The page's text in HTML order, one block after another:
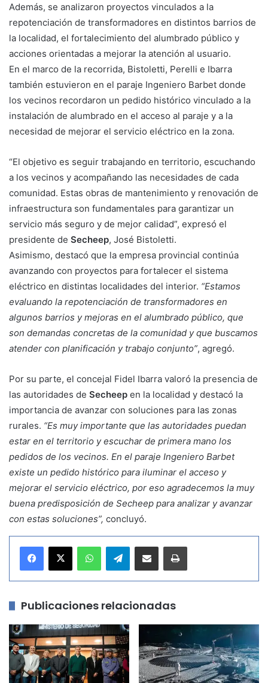
Además, se analizaron proyectos vinculados a la
repotenciación de transformadores en distintos barrios de
la localidad, el fortalecimiento del alumbrado público y
acciones orientadas a mejorar la atención al usuario.
En el marco de la recorrida, Bistoletti, Perelli e Ibarra
también estuvieron en el paraje Ingeniero Barbet donde
los vecinos recordaron un pedido histórico vinculado a la
instalación de alumbrado en el acceso al paraje y a la
necesidad de mejorar el servicio eléctrico en la zona.
“El objetivo es seguir trabajando en territorio, escuchando
a los vecinos y acompañando las necesidades de cada
comunidad. Estas obras de mantenimiento y renovación de
infraestructura son fundamentales para garantizar un
servicio más seguro y de mejor calidad”, expresó el
presidente de Secheep, José Bistoletti.
Asimismo, destacó que la empresa provincial continúa
avanzando con proyectos para fortalecer el sistema
eléctrico en distintas localidades del interior. “Estamos
evaluando la repotenciación de transformadores en
algunos barrios y mejoras en el alumbrado público, que
son demandas concretas de la comunidad y que buscamos
atender con planificación y trabajo conjunto”, agregó.
Por su parte, el concejal Fidel Ibarra valoró la presencia de
las autoridades de Secheep en la localidad y destacó la
importancia de avanzar con soluciones para las zonas
rurales. “Es muy importante que las autoridades puedan
estar en el territorio y escuchar de primera mano los
pedidos de los vecinos. En el paraje Ingeniero Barbet
existe un pedido histórico para iluminar el acceso y
mejorar el servicio eléctrico, por eso agradecemos la muy
buena predisposición de Secheep para analizar y avanzar
con estas soluciones”, concluyó.
Telegram
Publicaciones relacionadas